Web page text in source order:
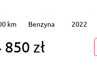
K.cofania 2 stref klima
km Benzyna 2022
850 zł